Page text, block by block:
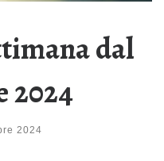
dal
2024
2024